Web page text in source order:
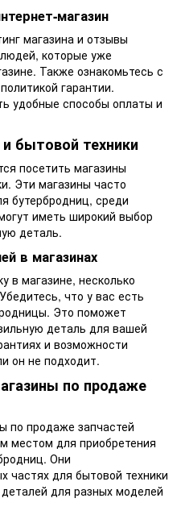
магазин
магазина и отзывы
которые уже
Также ознакомьтесь с
гарантии.
удобные способы оплаты и
бытовой техники
посетить магазины
Эти магазины часто
бутербродниц, среди
иметь широкий выбор
деталь.
в магазинах
в магазине, несколько
что у вас есть
Это поможет
деталь для вашей
и возможности
он не подходит.
по продаже
по продаже запчастей
местом для приобретения
Они
частях для бытовой техники
для разных моделей